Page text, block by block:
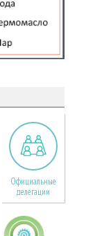
Официальные
делегации